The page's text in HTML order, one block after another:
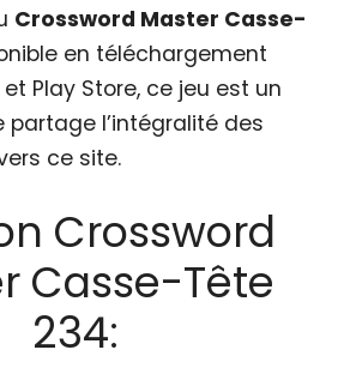
Crossword Master Casse-
en téléchargement
Play Store, ce jeu est un
partage l’intégralité des
ce site.
Crossword
Casse-Tête
234: